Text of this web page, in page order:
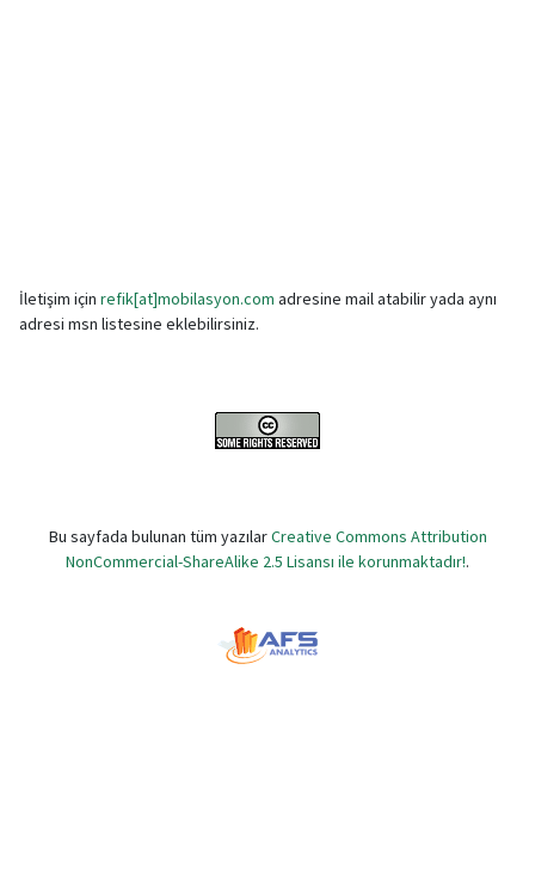
İletişim için refik[at]mobilasyon.com adresine mail atabilir yada aynı
adresi msn listesine eklebilirsiniz.
Bu sayfada bulunan tüm yazılarCreative Commons Attribution
NonCommercial-ShareAlike 2.5 Lisansı ile korunmaktadır!.